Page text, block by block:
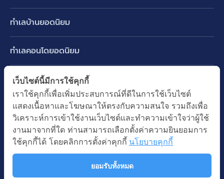
ทาวน์เฮ้าส์ ทาวน์โฮม
คอนโดมิเนียม
อาคารพาณิชย์ ตึกแถว
ที่ดินเปล่า
อพาร์ทเม้นท์ หอพัก
ออฟฟิต สำนักงาน
โรงงาน โกดัง
โรงแรม รีสอร์ท
ทำเลบ้านยอดนิยม
บางนา รามคำแหง 2
ปทุมธานี รังสิต ลำลูกกา
นนทบุรี บางใหญ่ บางบัวทอง
ทำเลคอนโดยอดนิยม
พระราม 9
อ่อนนุช ปุณณวิถี
รัชดาภิเษก ห้วยขวาง
ห้าแยกลาดพร้าว
ทำเล BTS ยอดนิยม
BTS ทองหล่อ
BTS เอกมัย
BTS พร้อมพงษ์
BTS อ่อนนุช
ทำเล MRT ยอดนิยม
MRT เพชรบุรี
MRT พระราม 9
คำค้นยอดนิยม
บ้านมือสอง
ซื้อบ้าน ขายบ้าน
นโยบายการใช้คุกกี้
เว็บไซต์นี้มีการใช้คุกกี้
เราใช้คุกกี้เพื่อเพิ่มประสบการณ์ที่ดีในการใช้เว็บไซต์
แสดงเนื้อหาและโฆษณาให้ตรงกับความสนใจ รวมถึงเพื่อ
วิเคราะห์การเข้าใช้งานเว็บไซต์และทำความเข้าใจว่าผู้ใช้
งานมาจากที่ใด ท่านสามารถเลือกตั้งค่าความยินยอมการ
ใช้คุกกี้ได้ โดยคลิกการตั้งค่าคุกกี้ นโยบายคุกกี้
ยอมรับทั้งหมด